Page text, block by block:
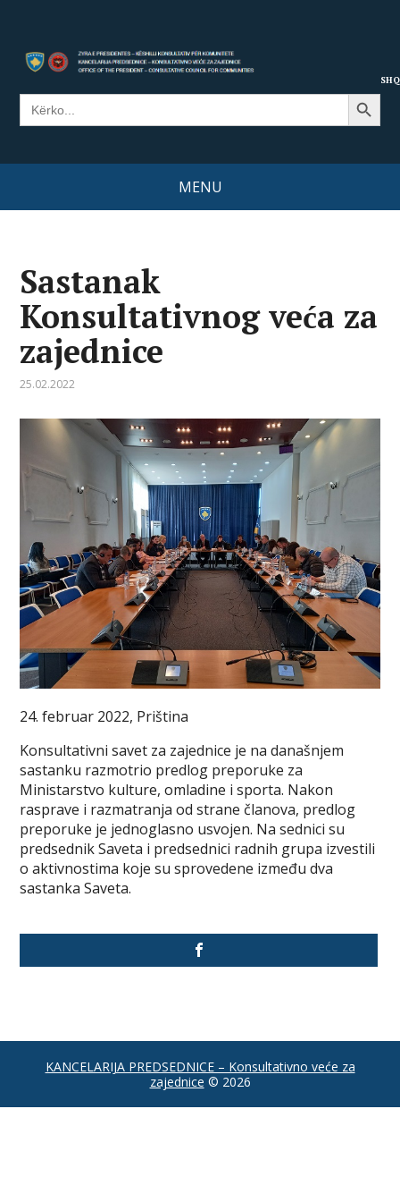
Search
for:
Search Button
MENU
Sastanak
Konsultativnog veća za
zajednice
25.02.2022
24. februar 2022, Priština
Konsultativni savet za zajednice je na današnjem
sastanku razmotrio predlog preporuke za
Ministarstvo kulture, omladine i sporta. Nakon
rasprave i razmatranja od strane članova, predlog
preporuke je jednoglasno usvojen. Na sednici su
predsednik Saveta i predsednici radnih grupa izvestili
o aktivnostima koje su sprovedene između dva
sastanka Saveta.
KANCELARIJA PREDSEDNICE – Konsultativno veće za
zajednice © 2026